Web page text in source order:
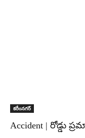
కరీంనగర్
Accident | రోడ్డు